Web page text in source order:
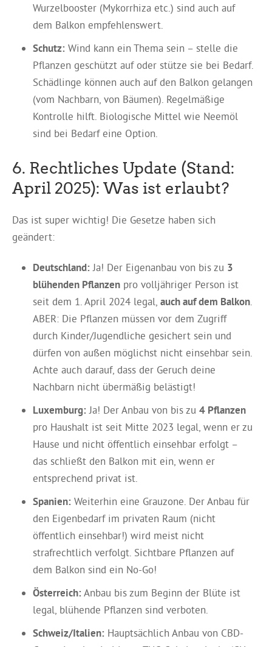
Wurzelbooster (Mykorrhiza etc.) sind auch auf
dem Balkon empfehlenswert.
Schutz: Wind kann ein Thema sein – stelle die
Pflanzen geschützt auf oder stütze sie bei Bedarf.
Schädlinge können auch auf den Balkon gelangen
(vom Nachbarn, von Bäumen). Regelmäßige
Kontrolle hilft. Biologische Mittel wie Neemöl
sind bei Bedarf eine Option.
6. Rechtliches Update (Stand:
April 2025): Was ist erlaubt?
Das ist super wichtig! Die Gesetze haben sich
geändert:
Deutschland: Ja! Der Eigenanbau von bis zu 3
blühenden Pflanzen pro volljähriger Person ist
seit dem 1. April 2024 legal, auch auf dem Balkon
ABER: Die Pflanzen müssen vor dem Zugriff
durch Kinder/Jugendliche gesichert sein und
dürfen von außen möglichst nicht einsehbar sein.
Achte auch darauf, dass der Geruch deine
Nachbarn nicht übermäßig belästigt!
Luxemburg: Ja! Der Anbau von bis zu 4 Pflanzen
pro Haushalt ist seit Mitte 2023 legal, wenn er zu
Hause und nicht öffentlich einsehbar erfolgt –
das schließt den Balkon mit ein, wenn er
entsprechend privat ist.
Spanien: Weiterhin eine Grauzone. Der Anbau für
den Eigenbedarf im privaten Raum (nicht
öffentlich einsehbar!) wird meist nicht
strafrechtlich verfolgt. Sichtbare Pflanzen auf
dem Balkon sind ein No-Go!
Österreich: Anbau bis zum Beginn der Blüte ist
legal, blühende Pflanzen sind verboten.
Schweiz/Italien: Hauptsächlich Anbau von CBD-